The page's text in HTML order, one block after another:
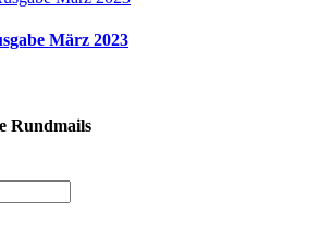
März 2023
Rundmails